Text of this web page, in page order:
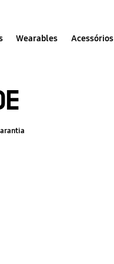
Wearables Acessórios